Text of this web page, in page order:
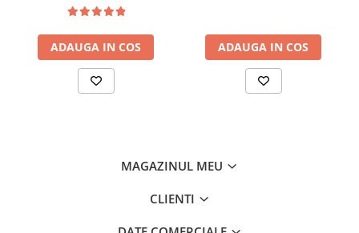
ADAUGA IN COS ADAUGA IN COS
MAGAZINUL MEU
CLIENTI